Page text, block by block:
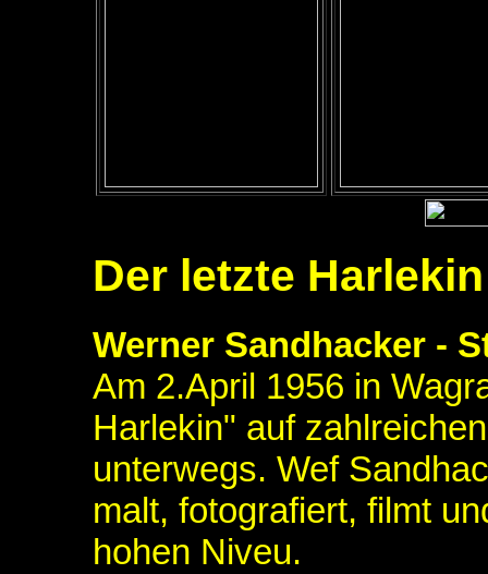
Der letzte Harlekin
Werner Sandhacker -
Am 2.April 1956 in
Harlekin" auf
unterwegs. Wef
malt, fotografiert, filmt
hohen Niveu.